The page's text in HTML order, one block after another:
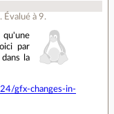
. Évalué à 9.
qu'une
par
la
gfx-changes-in-